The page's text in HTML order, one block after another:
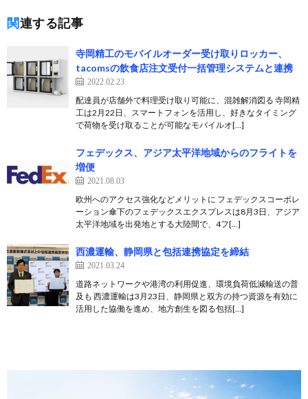
関連する記事
寺岡精工のモバイルオーダー受け取りロッカー、
tacomsの飲食店注文受付一括管理システムと連携
2022.02.23
配達員が店舗外で料理受け取り可能に、混雑解消図る 寺岡精
工は2月22日、スマートフォンを活用し、好きなタイミング
で荷物を受け取ることが可能なモバイルオ[…]
フェデックス、アジア太平洋地域からのフライトを
増便
2021.08.03
欧州へのアクセス強化などメリットに フェデックスコーポレ
ーション傘下のフェデックスエクスプレスは8月3日、アジア
太平洋地域を出発地とする大陸間で、4フ[…]
西濃運輸、静岡県と包括連携協定を締結
2021.03.24
道路ネットワークや港湾の利用促進、環境負荷低減輸送の普
及も 西濃運輸は3月23日、静岡県と双方の持つ資源を有効に
活用した協働を進め、地方創生を図る包括[…]